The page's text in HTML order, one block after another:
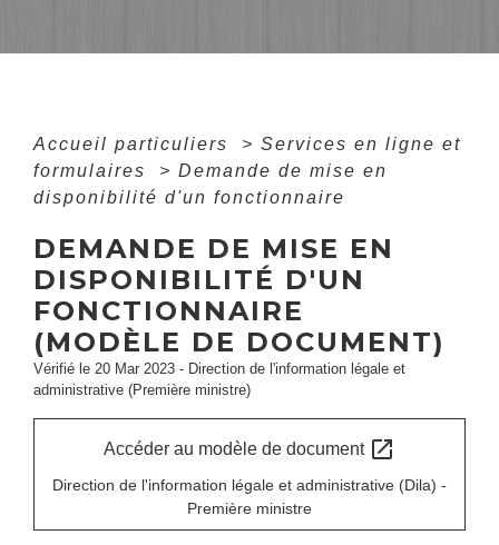
Accueil particuliers > Services en ligne et
formulaires
> Demande de mise en
disponibilité d'un fonctionnaire
DEMANDE DE MISE EN
DISPONIBILITÉ D'UN
FONCTIONNAIRE
(MODÈLE DE DOCUMENT)
Vérifié le 20 Mar 2023 - Direction de l'information légale et
administrative (Première ministre)
Accéder au modèle de document open_in_new
Direction de l'information légale et administrative (Dila) -
Première ministre